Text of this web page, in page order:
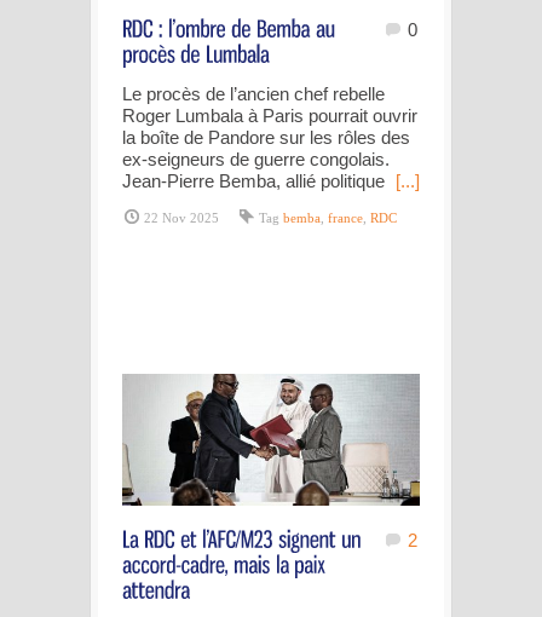
0
Le procès de l’ancien chef rebelle
Roger Lumbala à Paris pourrait ouvrir
la boîte de Pandore sur les rôles des
ex-seigneurs de guerre congolais.
Jean-Pierre Bemba, allié politique [...]
22 Nov 2025 Tag bemba france RDC
2